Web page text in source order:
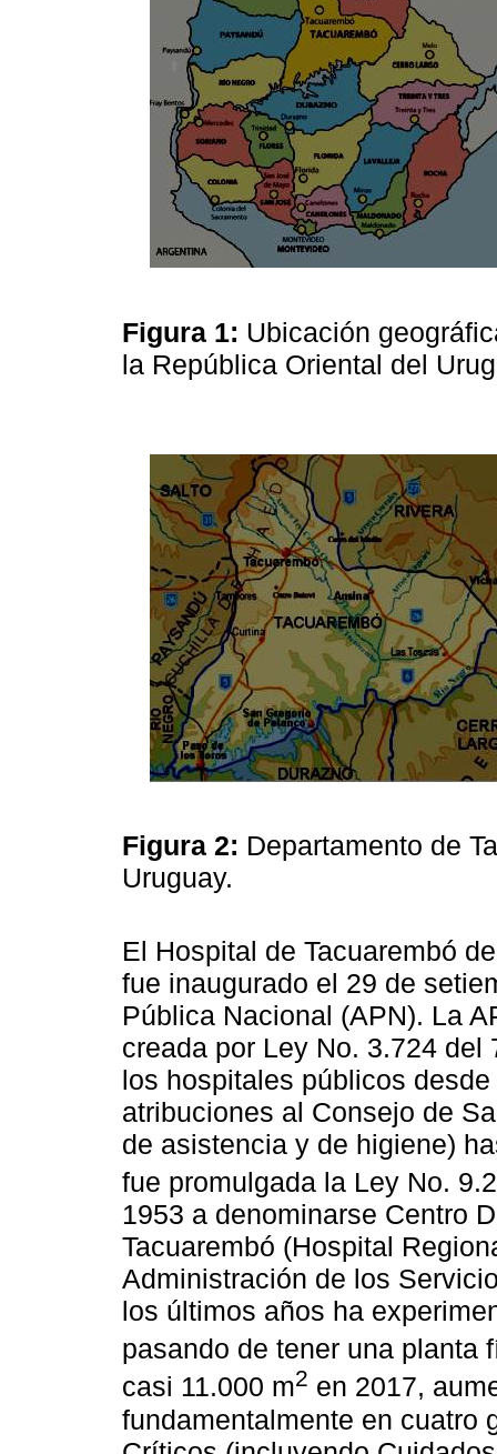
Figura 1: Ubicación
la República Oriental del
Figura 2: Departamento de
Uruguay.
El Hospital de Tacuarembó
fue inaugurado el 29 de
Pública Nacional (APN). La
creada por Ley No. 3.724
los hospitales públicos
atribuciones al Consejo de
de asistencia y de higiene)
fue promulgada la Ley No.
1953 a denominarse Centro
Tacuarembó (Hospital
Administración de los
los últimos años ha
pasando de tener una planta
casi 11.000 m2 en 2017,
fundamentalmente en cuatro